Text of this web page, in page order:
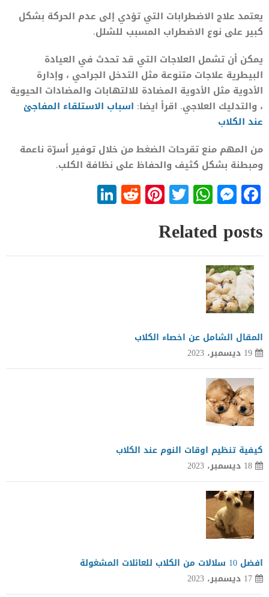
يعتمد علاج الاضطرابات التي تؤدي إلى عدم الحركة بشكل
كبير على نوع الاضطراب المسبب للشلل.
يمكن أن تشمل العلاجات التي قد تحدث في العيادة
البيطرية علاجات متنوعة مثل التدخل الجراحي ، وإدارة
الأدوية مثل الأدوية المضادة للالتهابات والمضادات الحيوية
، والتدليك العلاجي. اقرأ ايضا: اسباب الاستلقاء المفاجئ
عند الكلاب
من المهم منع تقرحات الضغط من خلال توفير أسرّة ناعمة
ومبطنة بشكل كثيف والحفاظ على نظافة الكلب.
Facebook
Messenger
WhatsApp
Twitter
Pinterest
Reddit
Related posts
المقال الشامل عن اخصاء الكلاب
19 ديسمبر، 2023
كيفية تنظيم اوقات النوم عند الكلاب
18 ديسمبر، 2023
افضل 10 سلالات من الكلاب للعائلات المشغولة
17 ديسمبر، 2023